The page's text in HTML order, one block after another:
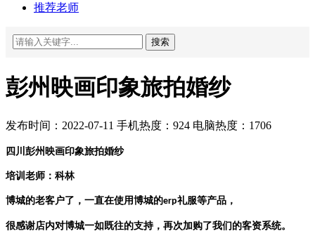
推荐老师
搜索
彭州映画印象旅拍婚纱
发布时间：2022-07-11 手机热度：924 电脑热度：1706
四川彭州映画印象旅拍婚纱
培训老师：科林
博城的老客户了，一直在使用博城的erp礼服等产品，
很感谢店内对博城一如既往的支持，再次加购了我们的客资系统。